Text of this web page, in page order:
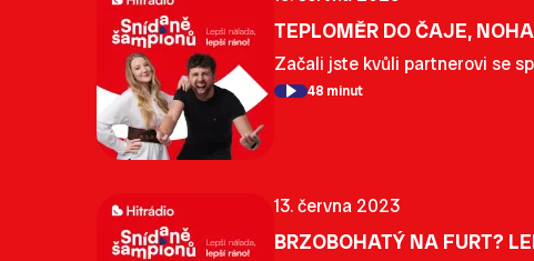
TEPLOMĚR DO ČAJE,
Začali jste kvůli partnerovi se
48 minut
13. června 2023
BRZOBOHATÝ NA FURT?